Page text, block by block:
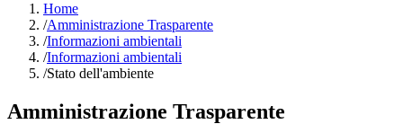
Home
/Amministrazione Trasparente
/Informazioni ambientali
/Informazioni ambientali
/Stato dell'ambiente
Amministrazione Trasparente